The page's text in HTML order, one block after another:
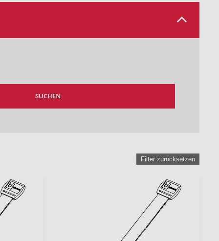
SUCHEN
Filter zurücksetzen